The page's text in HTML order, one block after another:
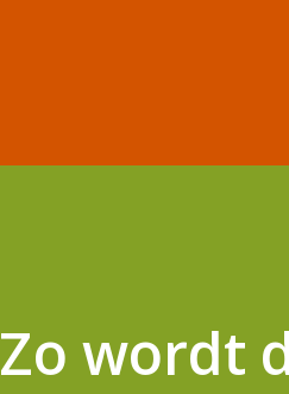
Zo wordt